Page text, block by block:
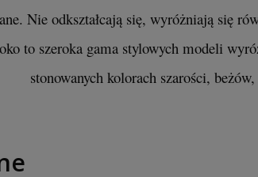
Nie odkształcają się, wyróżniają się
to szeroka gama stylowych modeli
stonowanych kolorach szarości,